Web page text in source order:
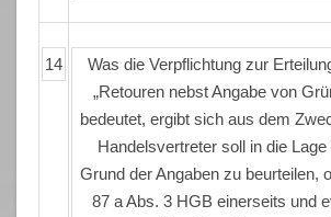
14
Was die Verpflichtung zur
„Retouren nebst Angabe von
bedeutet, ergibt sich aus dem
Handelsvertreter soll in die
Grund der Angaben zu beurteilen,
87 a Abs. 3 HGB einerseits und